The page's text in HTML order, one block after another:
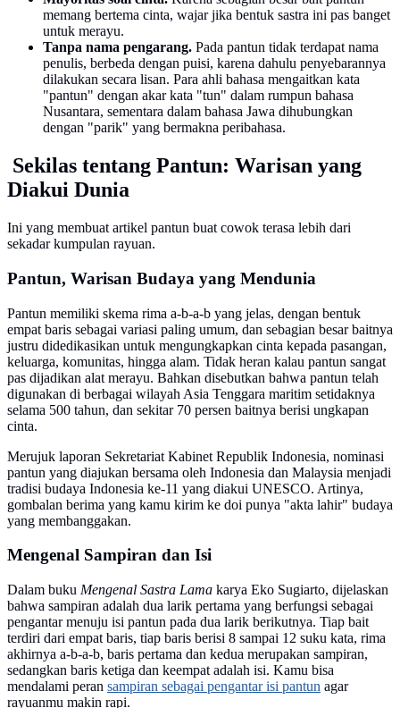
memang bertema cinta, wajar jika bentuk sastra ini pas banget
untuk merayu.
Tanpa nama pengarang. Pada pantun tidak terdapat nama
penulis, berbeda dengan puisi, karena dahulu penyebarannya
dilakukan secara lisan. Para ahli bahasa mengaitkan kata
"pantun" dengan akar kata "tun" dalam rumpun bahasa
Nusantara, sementara dalam bahasa Jawa dihubungkan
dengan "parik" yang bermakna peribahasa.
Sekilas tentang Pantun: Warisan yang
Diakui Dunia
Ini yang membuat artikel pantun buat cowok terasa lebih dari
sekadar kumpulan rayuan.
Pantun, Warisan Budaya yang Mendunia
Pantun memiliki skema rima a-b-a-b yang jelas, dengan bentuk
empat baris sebagai variasi paling umum, dan sebagian besar baitnya
justru didedikasikan untuk mengungkapkan cinta kepada pasangan,
keluarga, komunitas, hingga alam. Tidak heran kalau pantun sangat
pas dijadikan alat merayu. Bahkan disebutkan bahwa pantun telah
digunakan di berbagai wilayah Asia Tenggara maritim setidaknya
selama 500 tahun, dan sekitar 70 persen baitnya berisi ungkapan
cinta.
Merujuk laporan Sekretariat Kabinet Republik Indonesia, nominasi
pantun yang diajukan bersama oleh Indonesia dan Malaysia menjadi
tradisi budaya Indonesia ke-11 yang diakui UNESCO. Artinya,
gombalan berima yang kamu kirim ke doi punya "akta lahir" budaya
yang membanggakan.
Mengenal Sampiran dan Isi
Dalam buku Mengenal Sastra Lama karya Eko Sugiarto, dijelaskan
bahwa sampiran adalah dua larik pertama yang berfungsi sebagai
pengantar menuju isi pantun pada dua larik berikutnya. Tiap bait
terdiri dari empat baris, tiap baris berisi 8 sampai 12 suku kata, rima
akhirnya a-b-a-b, baris pertama dan kedua merupakan sampiran,
sedangkan baris ketiga dan keempat adalah isi. Kamu bisa
mendalami peran sampiran sebagai pengantar isi pantun agar
rayuanmu makin rapi.